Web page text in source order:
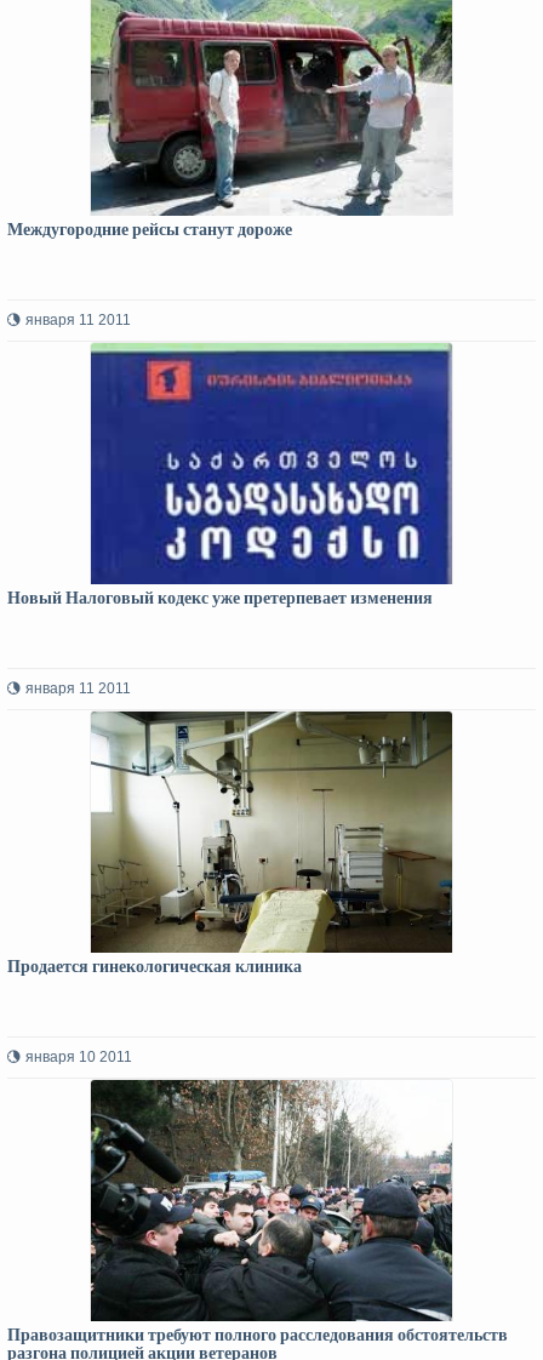
Междугородние рейсы станут дороже
января 11 2011
Новый Налоговый кодекс уже претерпевает изменения
января 11 2011
Продается гинекологическая клиника
января 10 2011
Правозащитники требуют полного расследования обстоятельств
разгона полицией акции ветеранов